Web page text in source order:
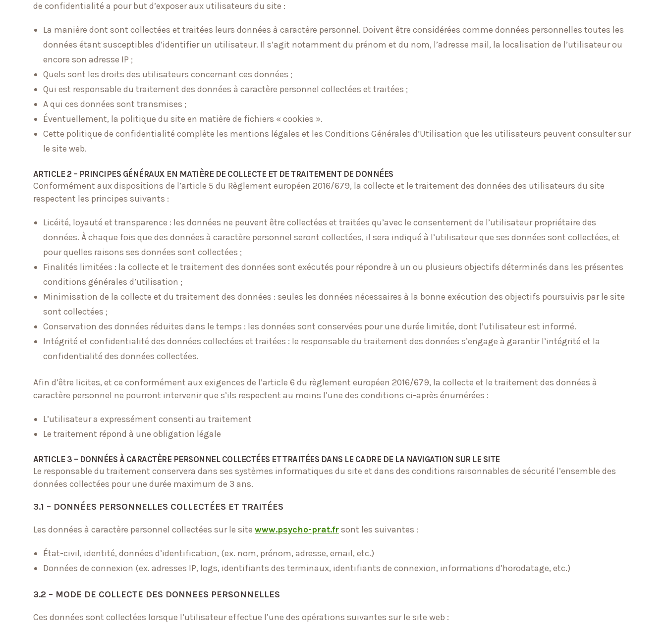
de confidentialité a pour but d’exposer aux utilisateurs du site :
La manière dont sont collectées et traitées leurs données à caractère personnel. Doivent être considérées comme données personnelles toutes les
données étant susceptibles d’identifier un utilisateur. Il s’agit notamment du prénom et du nom, l’adresse mail, la localisation de l’utilisateur ou
encore son adresse IP ;
Quels sont les droits des utilisateurs concernant ces données ;
Qui est responsable du traitement des données à caractère personnel collectées et traitées ;
A qui ces données sont transmises ;
Éventuellement, la politique du site en matière de fichiers « cookies ».
Cette politique de confidentialité complète les mentions légales et les Conditions Générales d’Utilisation que les utilisateurs peuvent consulter sur
le site web.
ARTICLE 2 – PRINCIPES GÉNÉRAUX EN MATIÈRE DE COLLECTE ET DE TRAITEMENT DE DONNÉES
Conformément aux dispositions de l’article 5 du Règlement européen 2016/679, la collecte et le traitement des données des utilisateurs du site
respectent les principes suivants :
Licéité, loyauté et transparence : les données ne peuvent être collectées et traitées qu’avec le consentement de l’utilisateur propriétaire des
données. À chaque fois que des données à caractère personnel seront collectées, il sera indiqué à l’utilisateur que ses données sont collectées, et
pour quelles raisons ses données sont collectées ;
Finalités limitées : la collecte et le traitement des données sont exécutés pour répondre à un ou plusieurs objectifs déterminés dans les présentes
conditions générales d’utilisation ;
Minimisation de la collecte et du traitement des données : seules les données nécessaires à la bonne exécution des objectifs poursuivis par le site
sont collectées ;
Conservation des données réduites dans le temps : les données sont conservées pour une durée limitée, dont l’utilisateur est informé.
Intégrité et confidentialité des données collectées et traitées : le responsable du traitement des données s’engage à garantir l’intégrité et la
confidentialité des données collectées.
Afin d’être licites, et ce conformément aux exigences de l’article 6 du règlement européen 2016/679, la collecte et le traitement des données à
caractère personnel ne pourront intervenir que s’ils respectent au moins l’une des conditions ci-après énumérées :
L’utilisateur a expressément consenti au traitement
Le traitement répond à une obligation légale
ARTICLE 3 – DONNÉES À CARACTÈRE PERSONNEL COLLECTÉES ET TRAITÉES DANS LE CADRE DE LA NAVIGATION SUR LE SITE
Le responsable du traitement conservera dans ses systèmes informatiques du site et dans des conditions raisonnables de sécurité l’ensemble des
données collectées pour une durée maximum de 3 ans.
3.1 – DONNÉES PERSONNELLES COLLECTÉES ET TRAITÉES
Les données à caractère personnel collectées sur le site www.psycho-prat.frsont les suivantes :
État-civil, identité, données d’identification, (ex. nom, prénom, adresse, email, etc.)
Données de connexion (ex. adresses IP, logs, identifiants des terminaux, identifiants de connexion, informations d’horodatage, etc.)
3.2 – MODE DE COLLECTE DES DONNEES PERSONNELLES
Ces données sont collectées lorsque l’utilisateur effectue l’une des opérations suivantes sur le site web :